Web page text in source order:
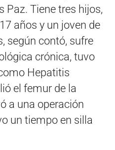
Paz. Tiene tres hijos,
años y un joven de
según contó, sufre
crónica, tuvo
Hepatitis
el femur de la
a una operación
un tiempo en silla